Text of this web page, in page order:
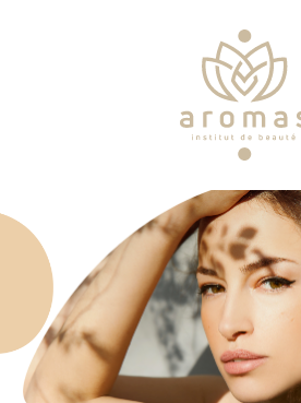
Soins
Je veux faire un bon cadeau
Plan d’accès
Prendre RDV